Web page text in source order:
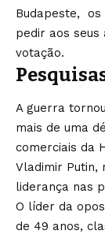
Budapeste, os
pedir aos seus
votação.
A guerra
mais de uma
comerciais da
Vladimir Putin,
liderança nas
O líder da
de 49 anos,